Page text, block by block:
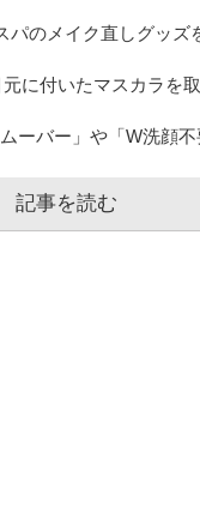
パのメイク直しグッズ
元に付いたマスカラを
ーバー」や「W洗顔
記事を読む